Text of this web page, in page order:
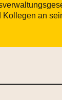
Kollegen an